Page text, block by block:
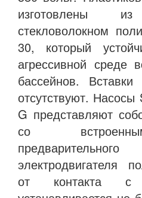
изготовлены из
стекловолокном
30, который
агрессивной среде
бассейнов.
отсутствуют.
G представляют
со
электродвигателя
от контакта с